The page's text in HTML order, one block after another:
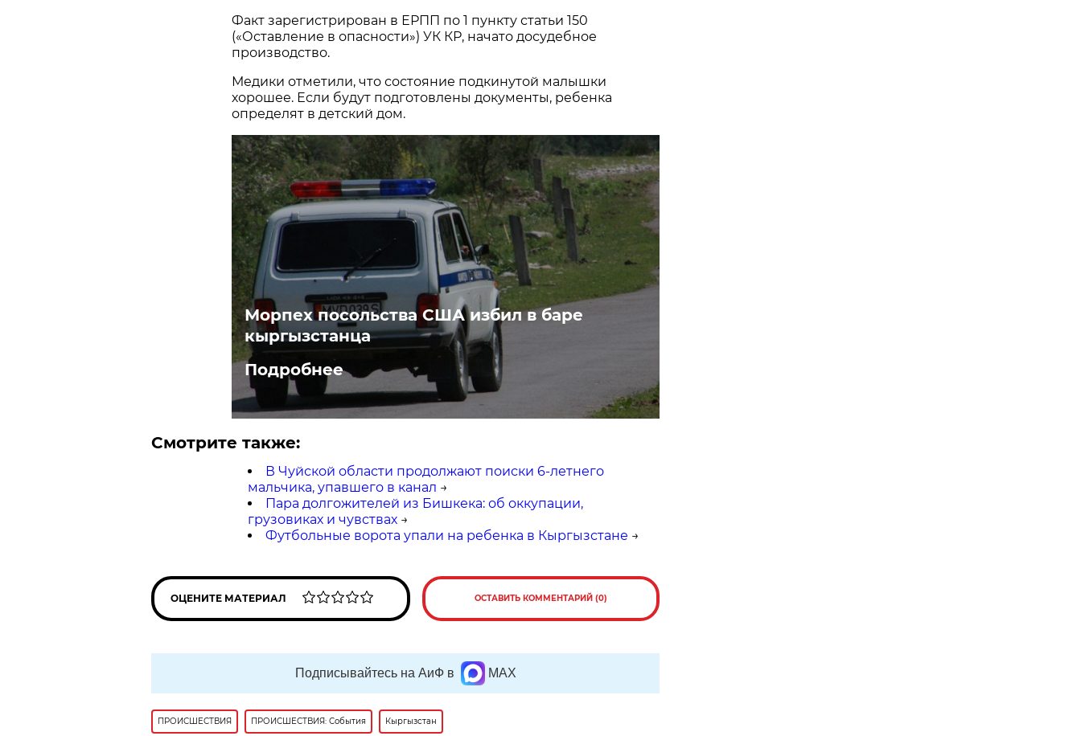
Факт зарегистрирован в ЕРПП по 1 пункту статьи 150
(«Оставление в опасности») УК КР, начато досудебное
производство.
Медики отметили, что состояние подкинутой малышки
хорошее. Если будут подготовлены документы, ребенка
определят в детский дом.
Морпех посольства США избил в баре
кыргызстанца
Подробнее
Смотрите также:
В Чуйской области продолжают поиски 6-летнего
мальчика, упавшего в канал →
Пара долгожителей из Бишкека: об оккупации,
грузовиках и чувствах →
Футбольные ворота упали на ребенка в Кыргызстане →
ОЦЕНИТЕ МАТЕРИАЛ ОСТАВИТЬ КОММЕНТАРИЙ (0)
Подписывайтесь на АиФ в MAX
ПРОИСШЕСТВИЯ ПРОИСШЕСТВИЯ: События Кыргызстан